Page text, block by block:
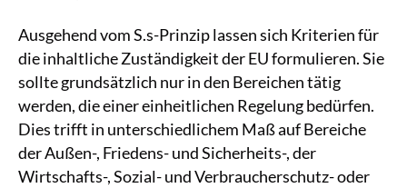
Ausgehend vom S.s-Prinzip lassen sich Kriterien für
die inhaltliche Zuständigkeit der EU formulieren. Sie
sollte grundsätzlich nur in den Bereichen tätig
werden, die einer einheitlichen Regelung bedürfen.
Dies trifft in unterschiedlichem Maß auf Bereiche
der Außen-, Friedens- und Sicherheits-, der
Wirtschafts-, Sozial- und Verbraucherschutz- oder